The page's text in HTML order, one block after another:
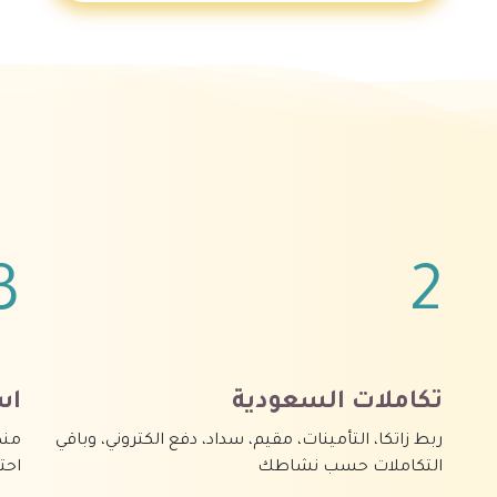
2
تكاملات السعودية
ربط زاتكا، التأمينات، مقيم، سداد، دفع الكتروني، وباقي
التكاملات حسب نشاطك